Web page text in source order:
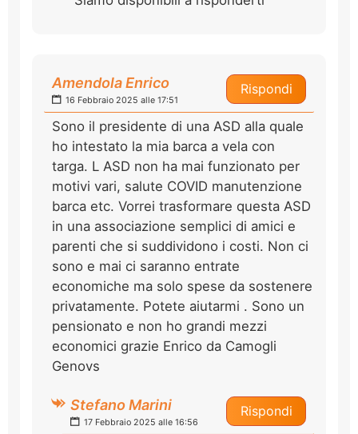
Rispondi
Amendola Enrico
16 Febbraio 2025 alle 17:51
Sono il presidente di una ASD alla quale
ho intestato la mia barca a vela con
targa. L ASD non ha mai funzionato per
motivi vari, salute COVID manutenzione
barca etc. Vorrei trasformare questa ASD
in una associazione semplici di amici e
parenti che si suddividono i costi. Non ci
sono e mai ci saranno entrate
economiche ma solo spese da sostenere
privatamente. Potete aiutarmi . Sono un
pensionato e non ho grandi mezzi
economici grazie Enrico da Camogli
Genovs
Rispondi
Stefano Marini
17 Febbraio 2025 alle 16:56